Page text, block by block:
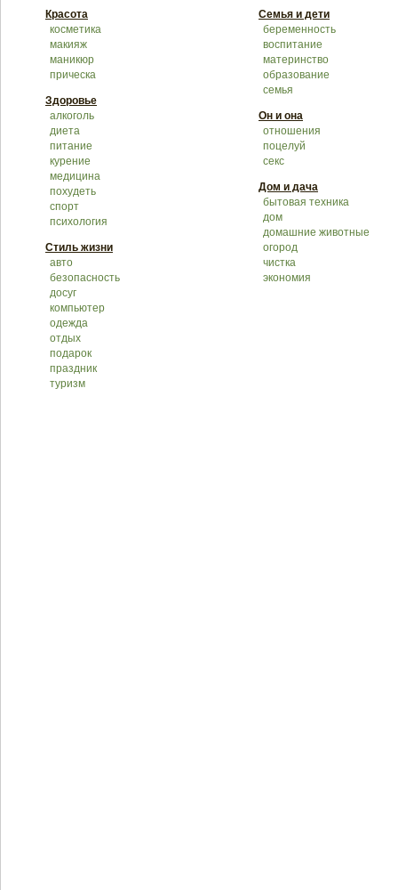
Красота
косметика
макияж
маникюр
прическа
Здоровье
алкоголь
диета
питание
курение
медицина
похудеть
спорт
психология
Стиль жизни
авто
безопасность
досуг
компьютер
одежда
отдых
подарок
праздник
туризм
Семья и дети
беременность
воспитание
материнство
образование
семья
Он и она
отношения
поцелуй
секс
Дом и дача
бытовая техника
дом
домашние животные
огород
чистка
экономия